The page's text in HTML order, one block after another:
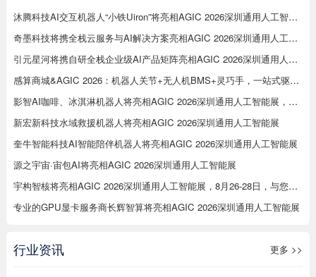
沐腾科技AI交互机器人“小铁Uiron”将亮相AGIC 2026深圳通用人工智能展
奇墨科技将携全栈云服务与AI解决方案亮相AGIC 2026深圳通用人工智能展
引元星河将携自研全栈企业级AI产品矩阵亮相AGIC 2026深圳通用人工智能展
感算商城&AGIC 2026：机器人关节+无人机BMS+灵巧手，一站式驱动智能未来
影智AI咖啡、冰淇淋机器人将亮相AGIC 2026深圳通用人工智能展，展示数字劳动力新形态
新宏新科技水域救援机器人将亮相AGIC 2026深圳通用人工智能展
奎牛智能科技AI智能陪伴机器人将亮相AGIC 2026深圳通用人工智能展
源之宇宙·宙包AI将亮相AGIC 2026深圳通用人工智能展
宇构智核将亮相AGIC 2026深圳通用人工智能展，8月26-28日，与您相约12C93展位，解锁意念交互新玩法
专业的GPU显卡服务商长辉智算将亮相AGIC 2026深圳通用人工智能展
行业资讯 更多 >>